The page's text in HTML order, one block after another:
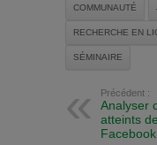
COMMUNAUTÉ
RECHERCHE EN
SÉMINAIRE
Précédent :
Analyser
atteints
Facebook